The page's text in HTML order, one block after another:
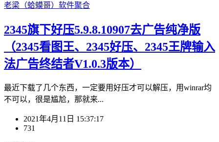
老梁（蛤蟆哥） 软件聚合
2345旗下好压5.9.8.10907去广告纯净版
（2345看图王、2345好压、2345王牌输入
法广告终结者V1.0.3版本）
最近下载了几个东西，一定要用好压才可以解压，用winrar均
不可以，很是尴尬，那就来...
2021年4月11日 15:37:17
731